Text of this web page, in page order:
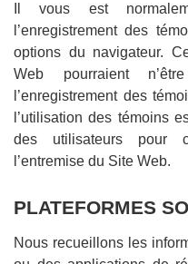
Il vous est
l’enregistrement des
options du navigateur.
Web pourraient
l’enregistrement des
l’utilisation des témoins
des utilisateurs pour
l’entremise du Site Web.
PLATEFORMES
Nous recueillons les